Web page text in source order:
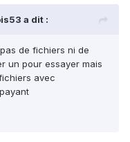
a dit :
de fichiers ni de
un pour essayer mais
avec